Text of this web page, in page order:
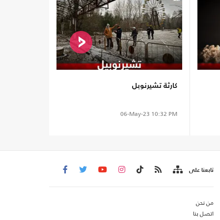
كارثة تشيرنوبل
06-May-23 10:32 PM
تابعنا على
من نحن
اتصل بنا